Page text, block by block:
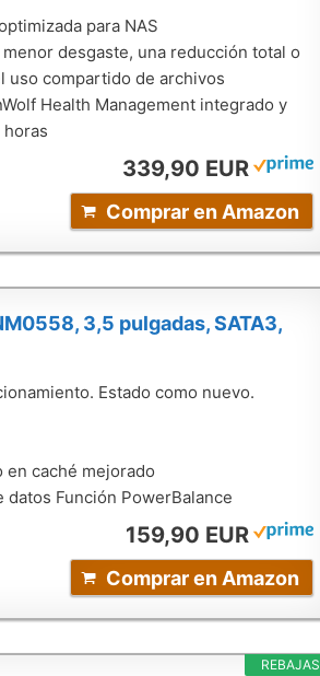
para NAS
desgaste, una reducción total o
uso compartido de archivos
Health Management integrado y
339,90 EUR
Comprar en Amazon
3,5 pulgadas, SATA3,
Estado como nuevo.
en caché mejorado
Función PowerBalance
159,90 EUR
Comprar en Amazon
REBAJAS